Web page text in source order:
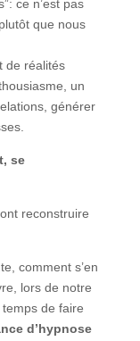
ce n’est pas
que nous
de réalités
un
générer
se
reconstruire
comment s’en
lors de notre
de faire
d’hypnose